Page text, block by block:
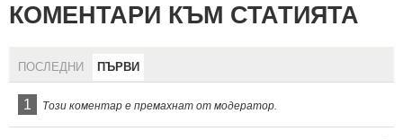
КОМЕНТАРИ КЪМ СТАТИЯТА
ПОСЛЕДНИ ПЪРВИ
1 Този коментар е премахнат от модератор.